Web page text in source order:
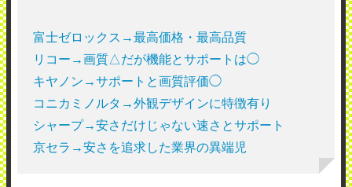
富士ゼロックス→最高価格・最高品質
リコー→画質△だが機能とサポートは◯
キヤノン→サポートと画質評価◯
コニカミノルタ→外観デザインに特徴有り
シャープ→安さだけじゃない速さとサポート
京セラ→安さを追求した業界の異端児